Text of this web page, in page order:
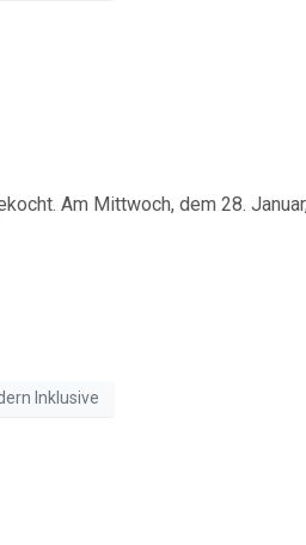
Am Mittwoch, dem 28.
Inklusive